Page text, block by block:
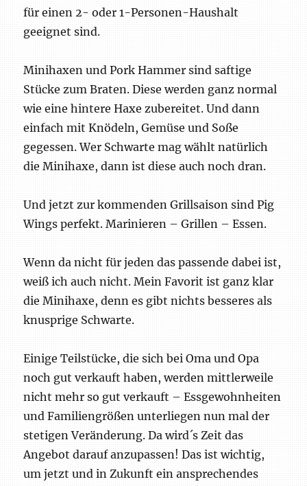
für einen 2- oder 1-Personen-Haushalt
geeignet sind.
Minihaxen und Pork Hammer sind saftige
Stücke zum Braten. Diese werden ganz normal
wie eine hintere Haxe zubereitet. Und dann
einfach mit Knödeln, Gemüse und Soße
gegessen. Wer Schwarte mag wählt natürlich
die Minihaxe, dann ist diese auch noch dran.
Und jetzt zur kommenden Grillsaison sind Pig
Wings perfekt. Marinieren – Grillen – Essen.
Wenn da nicht für jeden das passende dabei ist,
weiß ich auch nicht. Mein Favorit ist ganz klar
die Minihaxe, denn es gibt nichts besseres als
knusprige Schwarte.
Einige Teilstücke, die sich bei Oma und Opa
noch gut verkauft haben, werden mittlerweile
nicht mehr so gut verkauft – Essgewohnheiten
und Familiengrößen unterliegen nun mal der
stetigen Veränderung. Da wird´s Zeit das
Angebot darauf anzupassen! Das ist wichtig,
um jetzt und in Zukunft ein ansprechendes